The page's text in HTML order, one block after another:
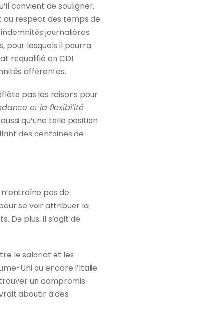
convient de souligner.
au respect des temps de
journalières
pour lesquels il pourra
requalifié en CDI
afférentes.
pas les raisons pour
et la flexibilité
qu’une telle position
des centaines de
pas de
se voir attribuer la
De plus, il s’agit de
le salariat et les
Uni ou encore l’Italie.
un compromis
aboutir à des